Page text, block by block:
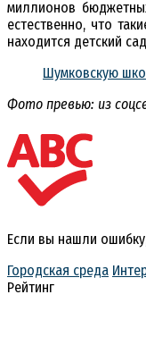
миллионов
естественно, что
находится детский
Шумковскую
Фото превью: из
Если вы нашли
Городская среда
Рейтинг